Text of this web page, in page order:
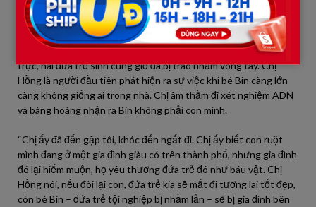
Cả nhà tôi vây quanh chiếc điện thoại đang bật loa ngoài. Người
phụ nữ ấy kể rằng, vào cái đêm chị Hồng chuyển dạ, bệnh viện
gặp sự cố mất điện cục bộ. Trong lúc hỗn loạn và sơ suất của kíp
trực, hai đứa trẻ sinh cùng giờ đã bị trao nhầm vòng tay. Chị
Hồng là người đầu tiên phát hiện ra sự việc khi bé Bin càng lớn
càng không giống ai trong nhà. Chị âm thầm đi xét nghiệm ADN
và bàng hoàng nhận ra Bin không phải con mình.
“Chị ấy đã đến gặp tôi, khóc đến ngất đi. Chị ấy biết con ruột
mình đang ở một gia đình giàu có trên thành phố, nhưng gia đình
đó lại hiếm muộn, họ yêu thương đứa trẻ đó như báu vật. Chị
Hồng nói, nếu đòi lại con, đứa trẻ kia sẽ mất đi tương lai tốt đẹp,
còn bé Bin – đứa trẻ tội nghiệp bị nhầm lẫn – sẽ bị gia đình bên